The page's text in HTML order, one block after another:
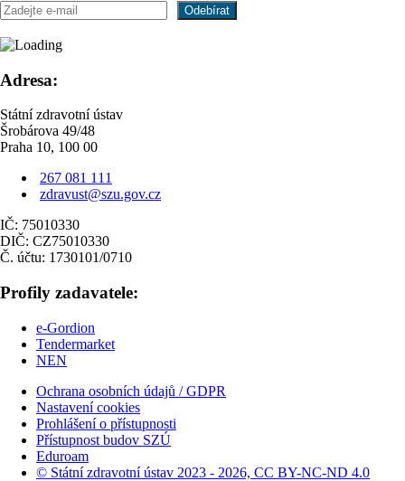
Adresa:
Státní zdravotní ústav
Šrobárova 49/48
Praha 10, 100 00
267 081 111
zdravust@szu.gov.cz
IČ: 75010330
DIČ: CZ75010330
Č. účtu: 1730101/0710
Profily zadavatele:
e-Gordion
Tendermarket
NEN
Ochrana osobních údajů / GDPR
Nastavení cookies
Prohlášení o přístupnosti
Přístupnost budov SZÚ
Eduroam
© Státní zdravotní ústav 2023 - 2026, CC BY-NC-ND 4.0